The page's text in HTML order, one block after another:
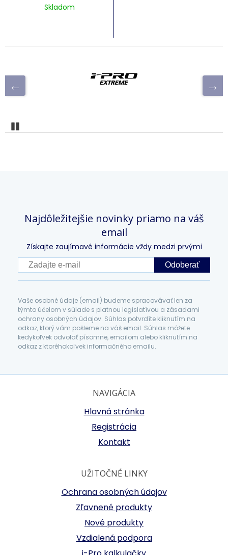
Skladom
Najdôležitejšie novinky priamo na váš
email
Získajte zaujímavé informácie vždy medzi prvými
Odoberať
Vaše osobné údaje (email) budeme spracovávať len za
týmto účelom v súlade s platnou legislatívou a zásadami
ochrany osobných údajov. Súhlas potvrdíte kliknutím na
odkaz, ktorý vám pošleme na váš email. Súhlas môžete
kedykoľvek odvolať písomne, emailom alebo kliknutím na
odkaz z ktoréhokoľvek informačného emailu.
NAVIGÁCIA
Hlavná stránka
Registrácia
Kontakt
UŽITOČNÉ LINKY
Ochrana osobných údajov
Zľavnené produkty
Nové produkty
Vzdialená podpora